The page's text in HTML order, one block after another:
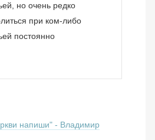
но очень редко
при ком-либо
постоянно
напиши" - Владимир